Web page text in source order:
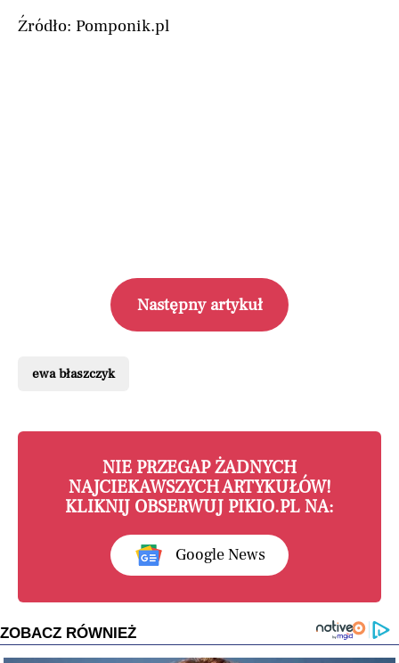
Źródło: Pomponik.pl
Następny artykuł
ewa błaszczyk
NIE PRZEGAP ŻADNYCH
NAJCIEKAWSZYCH ARTYKUŁÓW!
KLIKNIJ OBSERWUJ PIKIO.PL NA:
Google News
ZOBACZ RÓWNIEŻ